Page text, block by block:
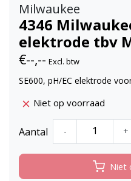
Milwaukee
4346
elektrode tbv
€--,-- Excl. btw
SE600, pH/EC elektrode
Niet op voorraad
Aantal - +
Niet